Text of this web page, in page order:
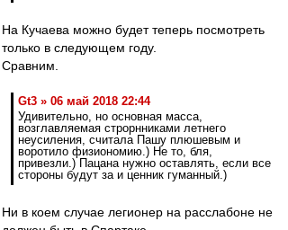
На Кучаева можно будет теперь посмотреть
только в следующем году.
Сравним.
Gt3 » 06 май 2018 22:44
Удивительно, но основная масса,
возглавляемая строрнниками летнего
неусиления, считала Пашу плюшевым и
воротило физиономию.) Не то, бля,
привезли.) Пацана нужно оставлять, если все
стороны будут за и ценник гуманный.)
Ни в коем случае легионер на расслабоне не